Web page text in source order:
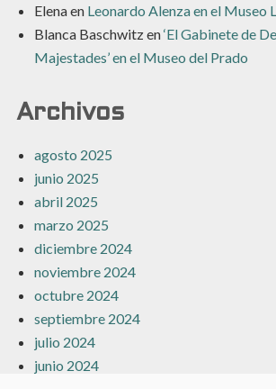
Elenaen Leonardo Alenza en el Museo
Blanca Baschwitzen‘El Gabinete de
Majestades’ en el Museo del Prado
Archivos
agosto 2025
junio 2025
abril 2025
marzo 2025
diciembre 2024
noviembre 2024
octubre 2024
septiembre 2024
julio 2024
junio 2024